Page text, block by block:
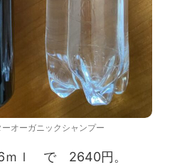
オーガニックシャンプー
ｌ で 2640円。